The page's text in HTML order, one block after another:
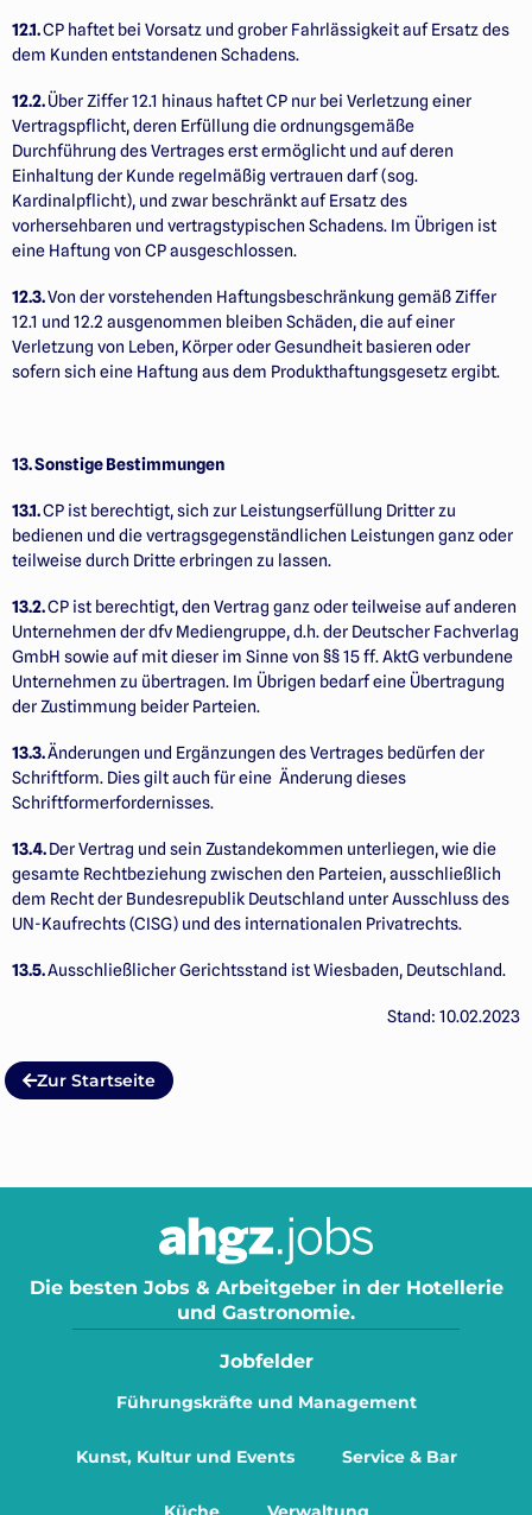
12.1.CP haftet bei Vorsatz und grober Fahrlässigkeit auf Ersatz des
dem Kunden entstandenen Schadens.
12.2.Über Ziffer 12.1 hinaus haftet CP nur bei Verletzung einer
Vertragspflicht, deren Erfüllung die ordnungsgemäße
Durchführung des Vertrages erst ermöglicht und auf deren
Einhaltung der Kunde regelmäßig vertrauen darf (sog.
Kardinalpflicht), und zwar beschränkt auf Ersatz des
vorhersehbaren und vertragstypischen Schadens. Im Übrigen ist
eine Haftung von CP ausgeschlossen.
12.3.Von der vorstehenden Haftungsbeschränkung gemäß Ziffer
12.1 und 12.2 ausgenommen bleiben Schäden, die auf einer
Verletzung von Leben, Körper oder Gesundheit basieren oder
sofern sich eine Haftung aus dem Produkthaftungsgesetz ergibt.
13. Sonstige Bestimmungen
13.1.CP ist berechtigt, sich zur Leistungserfüllung Dritter zu
bedienen und die vertragsgegenständlichen Leistungen ganz oder
teilweise durch Dritte erbringen zu lassen.
13.2.CP ist berechtigt, den Vertrag ganz oder teilweise auf anderen
Unternehmen der dfv Mediengruppe, d.h. der Deutscher Fachverlag
GmbH sowie auf mit dieser im Sinne von §§ 15 ff. AktG verbundene
Unternehmen zu übertragen. Im Übrigen bedarf eine Übertragung
der Zustimmung beider Parteien.
13.3.Änderungen und Ergänzungen des Vertrages bedürfen der
Schriftform. Dies gilt auch für eine Änderung dieses
Schriftformerfordernisses.
13.4.Der Vertrag und sein Zustandekommen unterliegen, wie die
gesamte Rechtbeziehung zwischen den Parteien, ausschließlich
dem Recht der Bundesrepublik Deutschland unter Ausschluss des
UN-Kaufrechts (CISG) und des internationalen Privatrechts.
13.5.Ausschließlicher Gerichtsstand ist Wiesbaden, Deutschland.
Stand: 10.02.2023
Zur Startseite
Die besten Jobs & Arbeitgeber in der Hotellerie
und Gastronomie.
Jobfelder
Führungskräfte und Management
Kunst, Kultur und Events Service & Bar